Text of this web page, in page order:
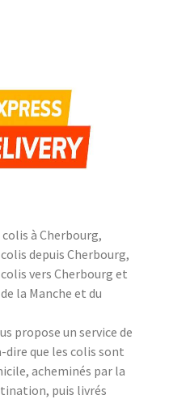
à Cherbourg,
depuis Cherbourg,
vers Cherbourg et
la Manche et du
propose un service de
que les colis sont
acheminés par la
puis livrés